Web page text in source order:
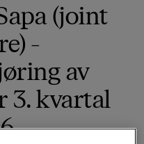
(joint
-
av
3. kvartal